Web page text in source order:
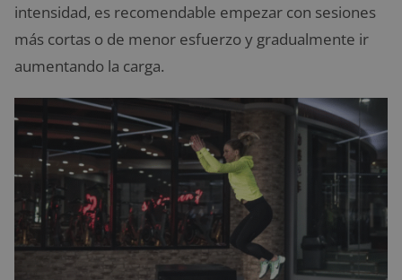
intensidad, es recomendable empezar con sesiones
más cortas o de menor esfuerzo y gradualmente ir
aumentando la carga.